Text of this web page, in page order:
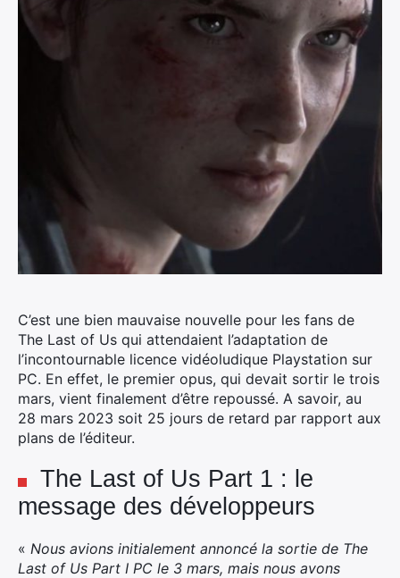
C’est une bien mauvaise nouvelle pour les fans de
The Last of Us qui attendaient l’adaptation de
l’incontournable licence vidéoludique Playstation sur
PC. En effet, le premier opus, qui devait sortir le trois
mars, vient finalement d’être repoussé. A savoir, au
28 mars 2023 soit 25 jours de retard par rapport aux
plans de l’éditeur.
The Last of Us Part 1 : le
message des développeurs
« Nous avions initialement annoncé la sortie de The
Last of Us Part I PC le 3 mars, mais nous avons